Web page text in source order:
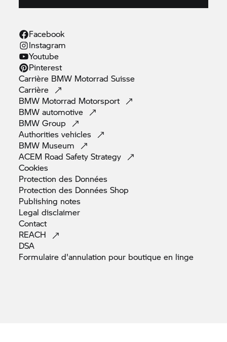
Facebook
Instagram
Youtube
Pinterest
Carrière BMW Motorrad Suisse
Carrière
BMW Motorrad Motorsport
BMWautomotive
BMWGroup
Authoritiesvehicles
BMW Museum
ACEM Road SafetyStrategy
Cookies
Protection des Données
Protection des DonnéesShop
Publishing notes
Legaldisclaimer
Contact
REACH
DSA
Formulaire d'annulation pour boutique en linge